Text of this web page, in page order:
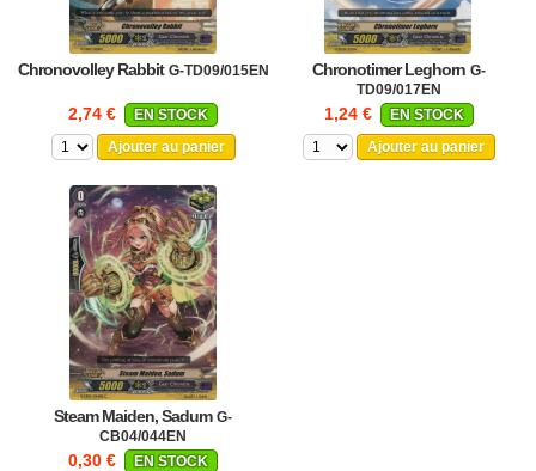
Chronovolley Rabbit G-TD09/015EN
2,74 €
EN STOCK
Ajouter au panier
Chronotimer Leghorn G-
TD09/017EN
1,24 €
EN STOCK
Ajouter au panier
Steam Maiden, Sadum G-
CB04/044EN
0,30 €
EN STOCK